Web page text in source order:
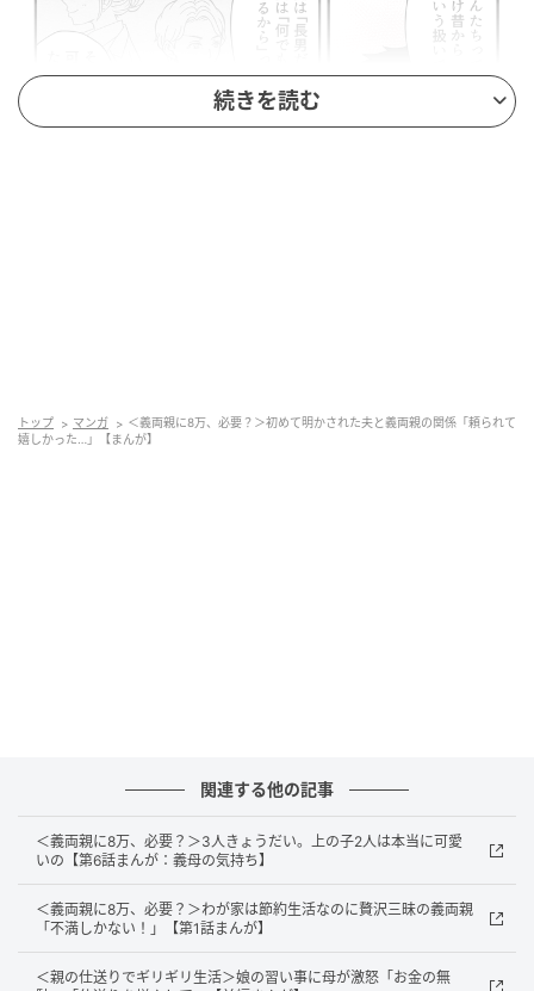
義実家から帰ってきてからスマホを見ると、おびただ
続きを読む
トップ マンガ
＜義両親に8万、必要？＞初めて明かされた夫と義両親の関係「頼られて
嬉しかった…」【まんが】
関連する他の記事
＜義両親に8万、必要？＞3人きょうだい。上の子2人は本当に可愛
いの【第6話まんが：義母の気持ち】
＜義両親に8万、必要？＞わが家は節約生活なのに贅沢三昧の義両親
「不満しかない！」【第1話まんが】
＜親の仕送りでギリギリ生活＞娘の習い事に母が激怒「お金の無